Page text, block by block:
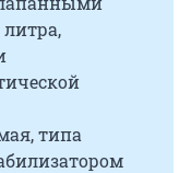
типа